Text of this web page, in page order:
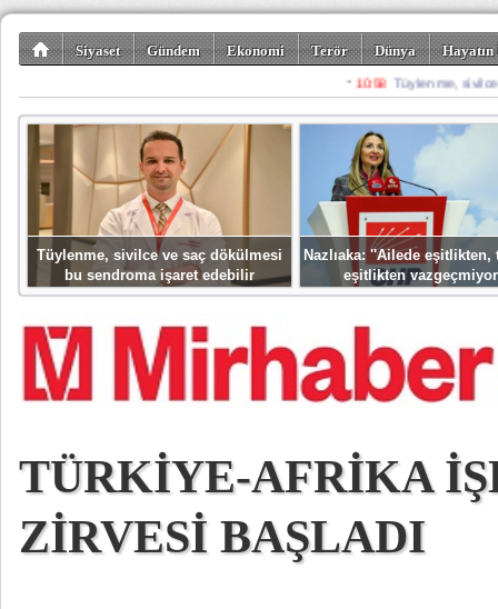
Siyaset Gündem Ekonomi Terör Dünya
Gezi-Turizm Spor Misafir
Tüylenme, sivilce ve saç dökülmesi
bu sendroma işaret edebilir
Nazlıaka: ''Ailede eşitlikten,
eşitlikten
TÜRKİYE-AFRİKA
ZİRVESİ BAŞLADI